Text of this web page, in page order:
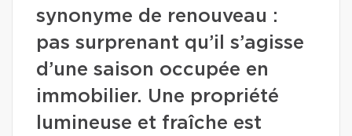
synonyme de renouveau :
pas surprenant qu’il s’agisse
d’une saison occupée en
immobilier. Une propriété
lumineuse et fraîche est